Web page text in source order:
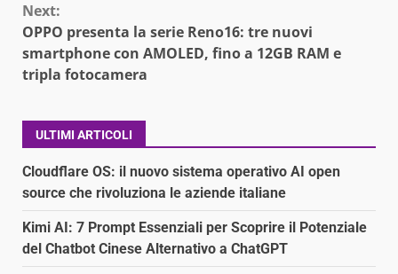
Next:
OPPO presenta la serie Reno16: tre nuovi
smartphone con AMOLED, fino a 12GB RAM e
tripla fotocamera
ULTIMI ARTICOLI
Cloudflare OS: il nuovo sistema operativo AI open
source che rivoluziona le aziende italiane
Kimi AI: 7 Prompt Essenziali per Scoprire il Potenziale
del Chatbot Cinese Alternativo a ChatGPT